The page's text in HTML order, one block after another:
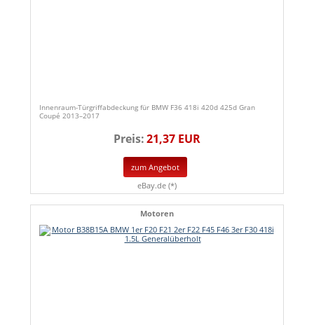
Innenraum-Türgriffabdeckung für BMW F36 418i 420d 425d Gran
Coupé 2013–2017
Preis:21,37 EUR
zum Angebot
eBay.de (*)
Motoren